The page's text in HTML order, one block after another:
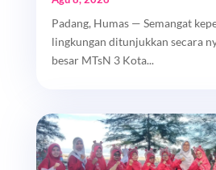
Padang, Humas — Semangat
lingkungan ditunjukkan secara
besar MTsN 3 Kota...